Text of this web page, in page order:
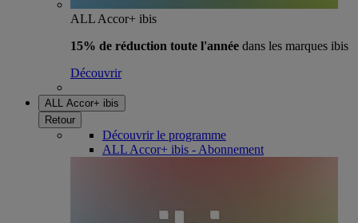
ALL Accor+ ibis
15% de réduction toute l'année dans les marques ibis
Découvrir
ALL Accor+ ibis
Retour
Découvrir le programme
ALL Accor+ ibis - Abonnement